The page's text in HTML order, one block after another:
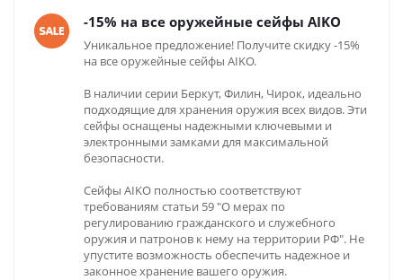
-15% на все оружейные сейфы AIKO
Уникальное предложение! Получите скидку -15%
на все оружейные сейфы AIKO.
В наличии серии Беркут, Филин, Чирок, идеально
подходящие для хранения оружия всех видов. Эти
сейфы оснащены надежными ключевыми и
электронными замками для максимальной
безопасности.
Сейфы AIKO полностью соответствуют
требованиям статьи 59 "О мерах по
регулированию гражданского и служебного
оружия и патронов к нему на территории РФ". Не
упустите возможность обеспечить надежное и
законное хранение вашего оружия.